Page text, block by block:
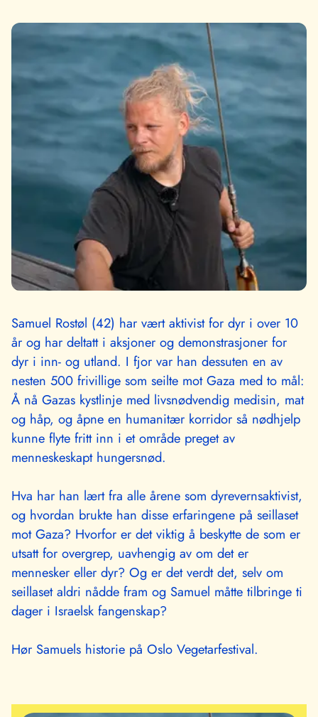
Samuel Rostøl (42) har vært aktivist for dyr i over 10
år og har deltatt i aksjoner og demonstrasjoner for
dyr i inn- og utland. I fjor var han dessuten en av
nesten 500 frivillige som seilte mot Gaza med to mål:
Å nå Gazas kystlinje med livsnødvendig medisin, mat
og håp, og åpne en humanitær korridor så nødhjelp
kunne flyte fritt inn i et område preget av
menneskeskapt hungersnød.
Hva har han lært fra alle årene som dyrevernsaktivist,
og hvordan brukte han disse erfaringene på seillaset
mot Gaza? Hvorfor er det viktig å beskytte de som er
utsatt for overgrep, uavhengig av om det er
mennesker eller dyr? Og er det verdt det, selv om
seillaset aldri nådde fram og Samuel måtte tilbringe ti
dager i Israelsk fangenskap?
Hør Samuels historie på Oslo Vegetarfestival.